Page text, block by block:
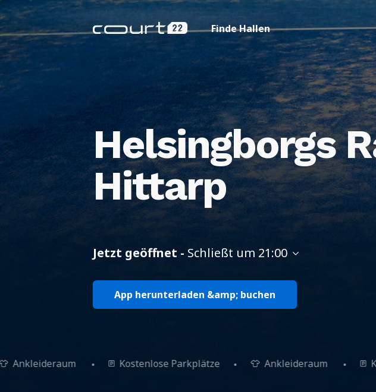
Finde Hallen
Helsingborgs
Hittarp
Jetzt geöffnet - Schließt um 21:00
App herunterladen &amp; buchen
Ankleideraum Kostenlose Parkplätze Ankleideraum